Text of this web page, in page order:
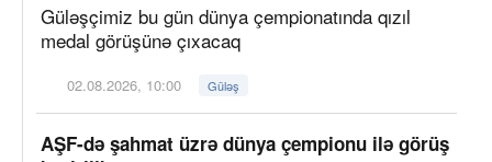
Güləşçimiz bu gün dünya çempionatında qızıl
medal görüşünə çıxacaq
02.08.2026, 10:00 Güləş
AŞF-də şahmat üzrə dünya çempionu ilə görüş